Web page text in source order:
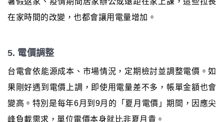
在家時間的改變，也都會讓用電量增加。
5. 電價調整
台電會依能源成本、市場情況，定期檢討並調整電價。如
果剛好遇到電價上調，即使用電量差不多，帳單金額也會
變高。特別是每年6月到9月的「夏月電價」期間，因應尖
峰負載需求，單位電價本身就比非夏月貴。